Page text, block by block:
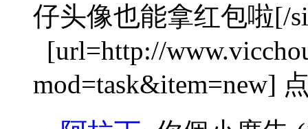
仔头像也能拿红包啦[/
[url=http://
mod=task&item=new]